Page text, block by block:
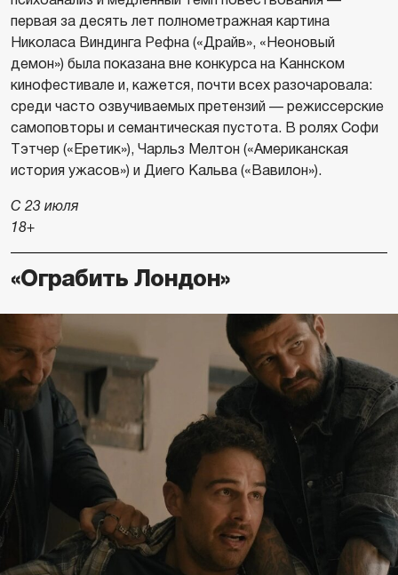
первая за десять лет полнометражная картина
Николаса Виндинга Рефна («Драйв», «Неоновый
демон») была показана вне конкурса на Каннском
кинофестивале и, кажется, почти всех разочаровала:
среди часто озвучиваемых претензий — режиссерские
самоповторы и семантическая пустота. В ролях Софи
Тэтчер («Еретик»), Чарльз Мелтон («Американская
история ужасов») и Диего Кальва («Вавилон»).
С 23 июля
18+
«Ограбить Лондон»